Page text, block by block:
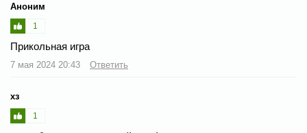
Аноним
1
Прикольная игра
7 мая 2024 20:43 Ответить
хз
1